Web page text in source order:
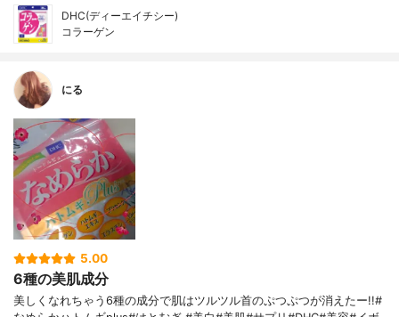
DHC(ディーエイチシー)
コラーゲン
にる
5.00
6種の美肌成分
美しくなれちゃう6種の成分で肌はツルツル首のぷつぷつが消えたー!!#